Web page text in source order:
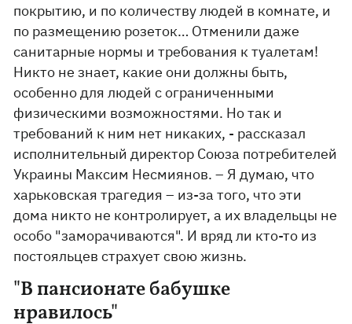
покрытию, и по количеству людей в комнате, и
по размещению розеток… Отменили даже
санитарные нормы и требования к туалетам!
Никто не знает, какие они должны быть,
особенно для людей с ограниченными
физическими возможностями. Но так и
требований к ним нет никаких, - рассказал
исполнительный директор Союза потребителей
Украины Максим Несмиянов. – Я думаю, что
харьковская трагедия – из-за того, что эти
дома никто не контролирует, а их владельцы не
особо "заморачиваются". И вряд ли кто-то из
постояльцев страхует свою жизнь.
"В пансионате бабушке
нравилось"